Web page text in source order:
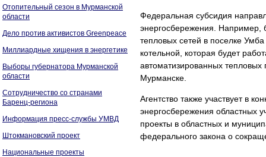
Отопительный сезон в Мурманской
области
Дело против активистов Greenpeace
Миллиардные хищения в энергетике
Выборы губернатора Мурманской
области
Сотрудничество со странами
Баренц-региона
Информация пресс-службы УМВД
Штокмановский проект
Национальные проекты
Федеральная субсидия
энергосбережения. Например,
тепловых сетей в поселке
котельной, которая будет
автоматизированных
Мурманске.
Агентство также участвует в
энергосбережения областных
проекты в областных и
федерального закона о